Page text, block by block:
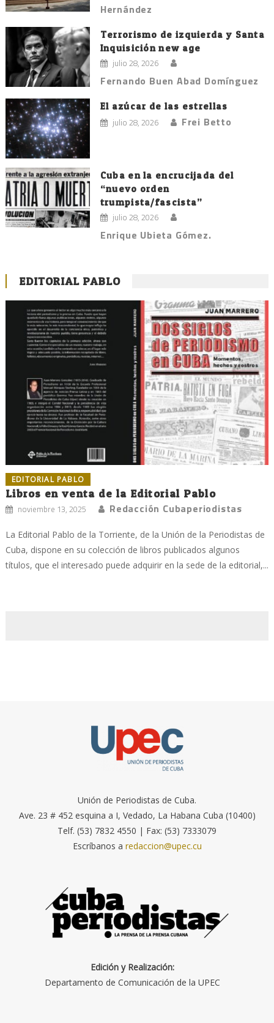
Hernández
Terrorismo de izquierda y Santa
Inquisición new age
julio 28, 2026
Fernando Buen Abad Domínguez
El azúcar de las estrellas
julio 28, 2026 Frei Betto
Cuba en la encrucijada del
“nuevo orden
trumpista/fascista”
julio 28, 2026
Enrique Ubieta Gómez.
EDITORIAL PABLO
EDITORIAL PABLO
Libros en venta de la Editorial Pablo
noviembre 13, 2025 Redacción Cubaperiodistas
La Editorial Pablo de la Torriente, de la Unión de la Periodistas de
Cuba, dispone en su colección de libros publicados algunos
títulos, que el interesado puede adquirir en la sede de la editorial,...
Unión de Periodistas de Cuba.
Ave. 23 # 452 esquina a I, Vedado, La Habana Cuba (10400)
Telf. (53) 7832 4550 | Fax: (53) 7333079
Escríbanos a redaccion@upec.cu
Edición y Realización:
Departamento de Comunicación de la UPEC